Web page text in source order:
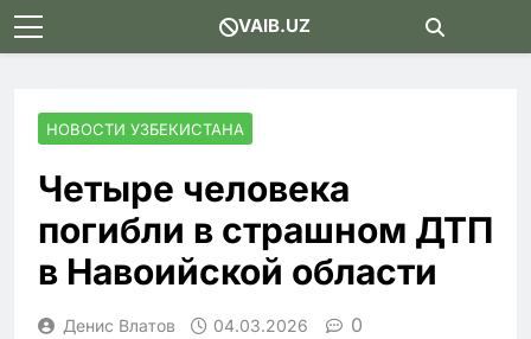
Skip
to
VAIB.UZ
НОВОСТИ УЗБЕКИСТАНА
Четыре человека
погибли в страшном ДТП
в Навоийской области
Денис Влатов 04.03.2026 0